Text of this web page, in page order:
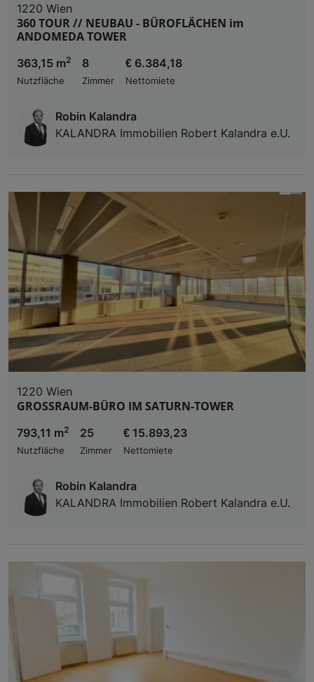
1220 Wien
360 TOUR // NEUBAU - BÜROFLÄCHEN im
ANDOMEDA TOWER
363,15 m2
Nutzfläche
8
Zimmer
€ 6.384,18
Nettomiete
Robin Kalandra
KALANDRA Immobilien Robert Kalandra e.U.
1220 Wien
GROSSRAUM-BÜRO IM SATURN-TOWER
793,11 m2
Nutzfläche
25
Zimmer
€ 15.893,23
Nettomiete
Robin Kalandra
KALANDRA Immobilien Robert Kalandra e.U.